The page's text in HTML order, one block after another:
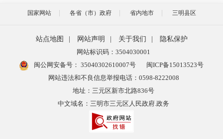
国家网站 各省（市）政府 省内地市 三明县区
站点地图 网站声明 关于我们
隐私保护
网站标识码：3504030001
闽公网安备号： 35040302610007号
闽ICP备15013523号
网站违法和不良信息举报电话：0598-8222008
地址：三元区新市北路836号
中文域名：三明市三元区人民政府.政务